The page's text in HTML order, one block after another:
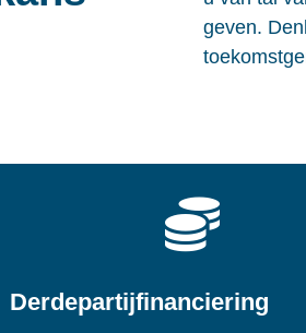
geven.
Derdepartijfinanciering